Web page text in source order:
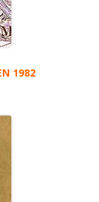
1982